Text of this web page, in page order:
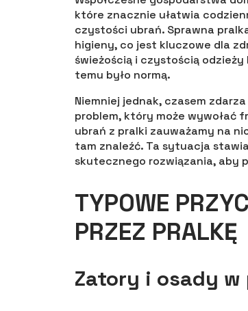
które znacznie ułatwia
czystości ubrań. Sprawna
higieny, co jest kluczowe dla
świeżością i czystością
temu było normą.
Niemniej jednak, czasem
problem, który może wywołać
ubrań z pralki zauważamy na
tam znaleźć. Ta sytuacja
skutecznego rozwiązania, aby
TYPOWE
PRZEZ PRALKĘ
Zatory i osady